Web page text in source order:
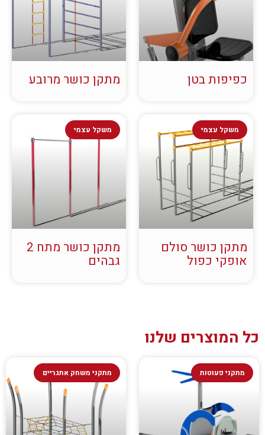
כפיפות בטן מתקן כושר מרובע
משקל עצמי
מתקן כושר סולם
אופקי כפול
משקל עצמי
מתקן כושר מתח 2
גבהים
כל המוצרים שלנו
מתקני פעוטות מתקני משחק אתגריים